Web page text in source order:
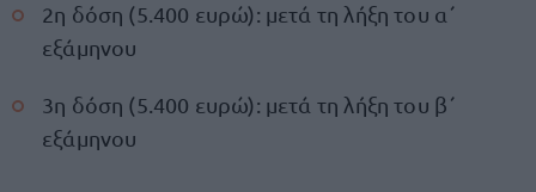
2η δόση (5.400 ευρώ): μετά τη λήξη του α΄
εξάμηνου
3η δόση (5.400 ευρώ): μετά τη λήξη του β΄
εξάμηνου